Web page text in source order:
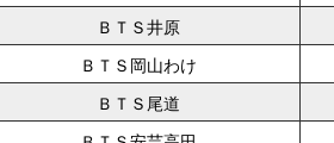
ＢＴＳ井原
ＢＴＳ岡山わけ
ＢＴＳ尾道